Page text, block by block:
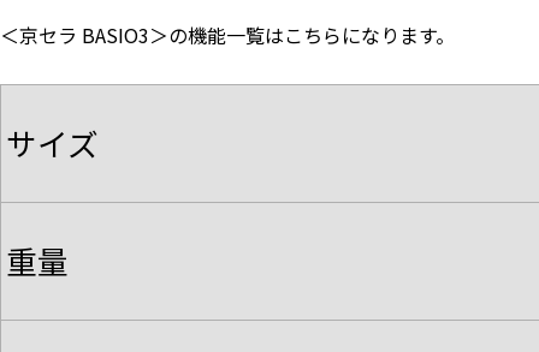
＜京セラ BASIO3＞の機能一覧はこちらになります。
サイズ
重量